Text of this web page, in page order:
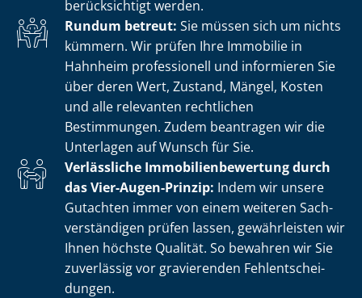
berücksichtigt werden.
Rundum betreut: Sie müssen sich um nichts
kümmern. Wir prüfen Ihre Immobilie in
Hahnheim professionell und informieren Sie
über deren Wert, Zustand, Mängel, Kosten
und alle relevanten rechtlichen
Bestimmungen. Zudem beantragen wir die
Unterlagen auf Wunsch für Sie.
Verlässliche Im­mo­bi­li­en­be­wer­tung durch
das Vier-Augen-Prinzip: Indem wir unsere
Gutachten immer von einem weiteren Sach­
ver­stän­di­gen prüfen lassen, gewährleisten wir
Ihnen höchste Qualität. So bewahren wir Sie
zuverlässig vor gravierenden Fehl­ent­schei­
dun­gen.